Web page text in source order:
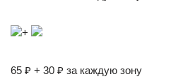
+
65 ₽ + 30 ₽ за каждую зону